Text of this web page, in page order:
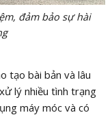
đảm bảo sự hài
tạo bài bản và lâu
lý nhiều tình trạng
máy móc và có